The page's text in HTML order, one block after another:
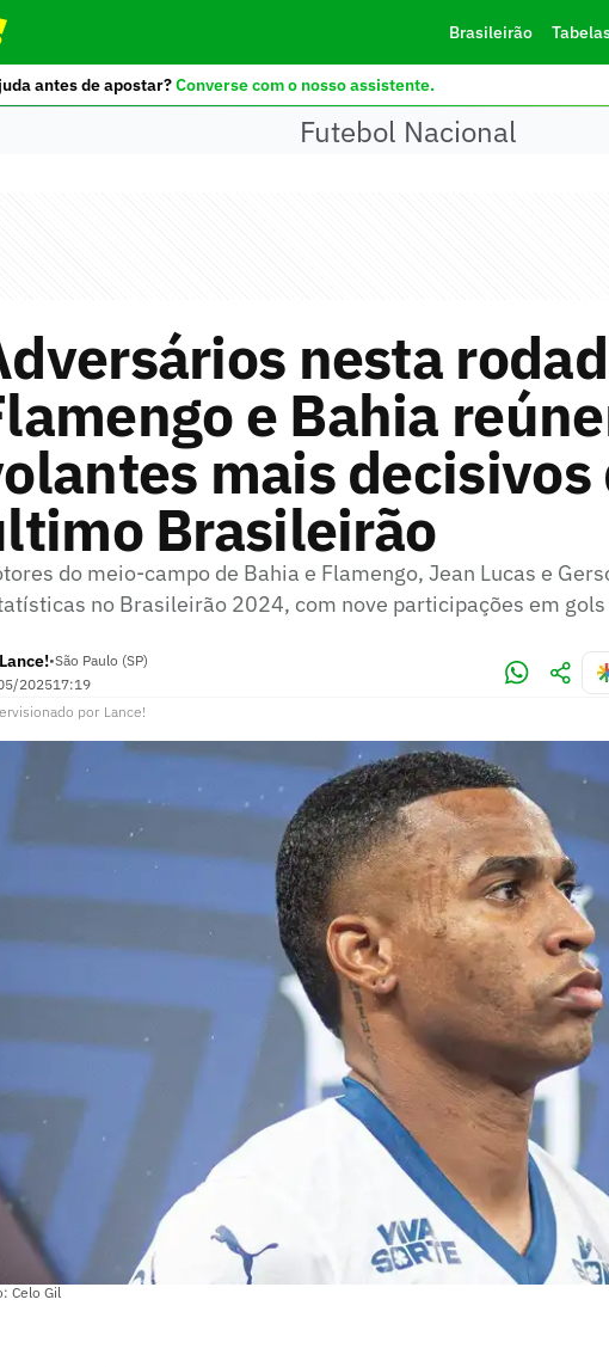
Brasileirão
antes de apostar?Converse com o nosso assistente.
Futebol Nacional
nesta
e Bahia
mais decisivos
Brasileirão
do meio-campo de Bahia e Flamengo, Jean Lucas e
no Brasileirão 2024, com nove participações em gols
Lance!•São Paulo (SP)
202517:19
por Lance!
Celo Gil